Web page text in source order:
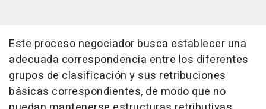
Este proceso negociador busca establecer una
adecuada correspondencia entre los diferentes
grupos de clasificación y sus retribuciones
básicas correspondientes, de modo que no